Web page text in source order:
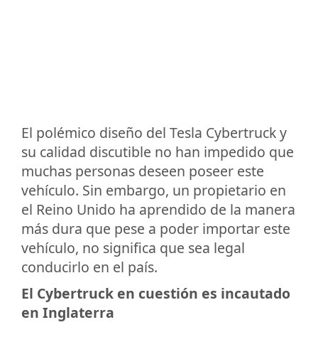
El polémico diseño del Tesla Cybertruck y
su calidad discutible no han impedido que
muchas personas deseen poseer este
vehículo. Sin embargo, un propietario en
el Reino Unido ha aprendido de la manera
más dura que pese a poder importar este
vehículo, no significa que sea legal
conducirlo en el país.
El Cybertruck en cuestión es incautado
en Inglaterra